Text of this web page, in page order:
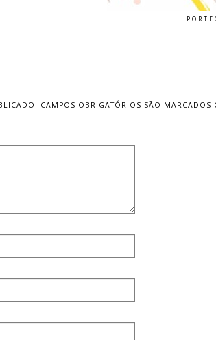
CAMPOS OBRIGATÓRIOS SÃO MARCADOS